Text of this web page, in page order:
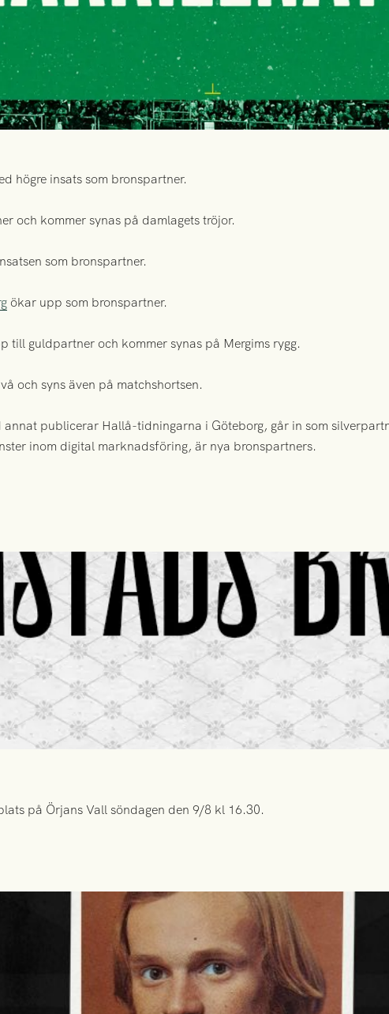
högre insats som bronspartner.
och kommer synas på damlagets tröjor.
som bronspartner.
ökar upp som bronspartner.
till guldpartner och kommer synas på Mergims rygg.
och syns även på matchshortsen.
annat publicerar Hallå-tidningarna i Göteborg, går in som
inom digital marknadsföring, är nya bronspartners.
på Örjans Vall söndagen den 9/8 kl 16.30.